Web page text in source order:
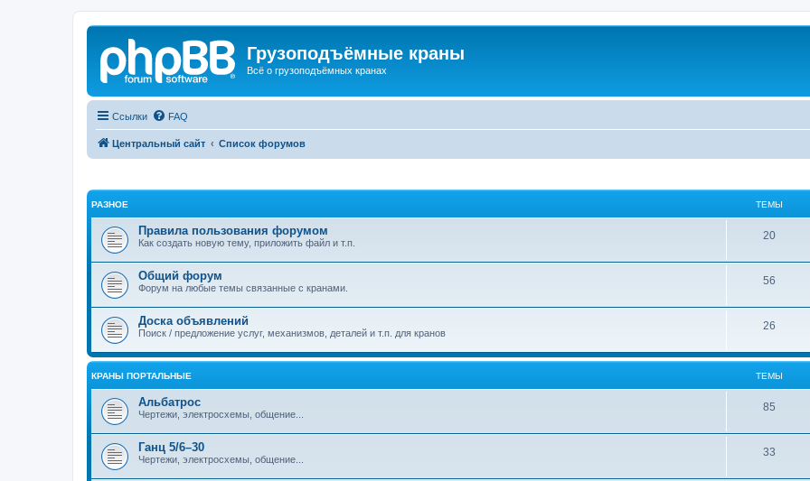
Грузоподъёмные краны
Всё о грузоподъёмных кранах
Ссылки FAQ
Центральный сайт Список форумов
РАЗНОЕ ТЕМЫ
Правила пользования форумом
Как создать новую тему, приложить файл и т.п.
20
Общий форум
Форум на любые темы связанные с кранами.
56
Доска объявлений
Поиск / предложение услуг, механизмов, деталей и т.п. для кранов
26
КРАНЫ ПОРТАЛЬНЫЕ ТЕМЫ
Альбатрос
Чертежи, электросхемы, общение...
85
Ганц 5/6–30
Чертежи, электросхемы, общение...
33